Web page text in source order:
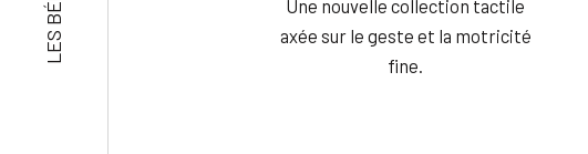
Une nouvelle collection tactile
axée sur le geste et la motricité
fine.